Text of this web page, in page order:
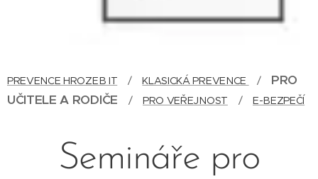
PREVENCE HROZEB IT /KLASICKÁ PREVENCE / PRO
UČITELE A RODIČE
/PRO VEŘEJNOST /E-BEZPEČÍ
Semináře pro